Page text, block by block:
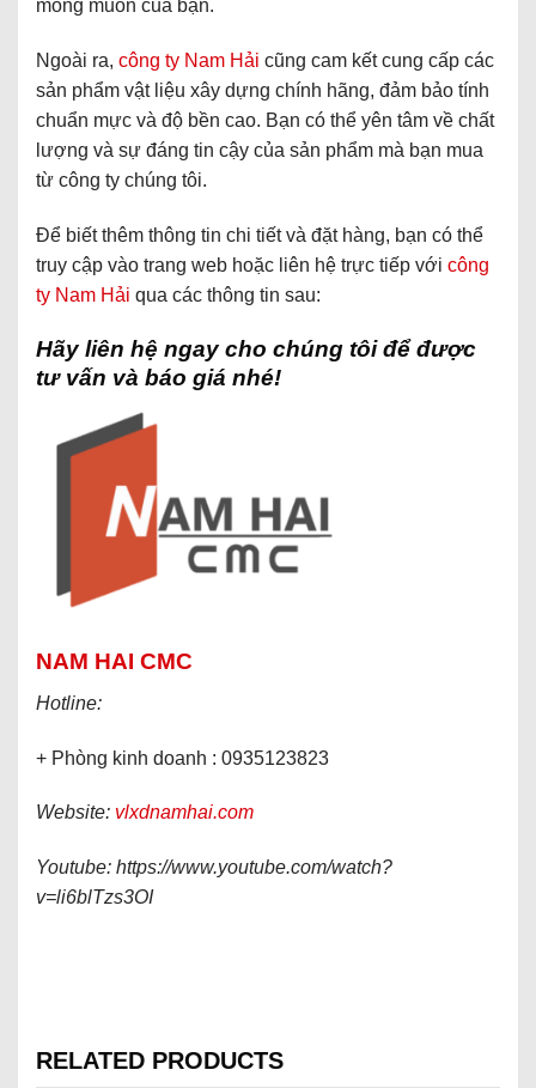
mong muốn của bạn.
Ngoài ra, công ty Nam Hải cũng cam kết cung cấp các
sản phẩm vật liệu xây dựng chính hãng, đảm bảo tính
chuẩn mực và độ bền cao. Bạn có thể yên tâm về chất
lượng và sự đáng tin cậy của sản phẩm mà bạn mua
từ công ty chúng tôi.
Để biết thêm thông tin chi tiết và đặt hàng, bạn có thể
truy cập vào trang web hoặc liên hệ trực tiếp với công
ty Nam Hải qua các thông tin sau:
Hãy liên hệ ngay cho chúng tôi để được
tư vấn và báo giá nhé!
NAM HAI CMC
Hotline:
+ Phòng kinh doanh : 0935123823
Website: vlxdnamhai.com
Youtube: https://www.youtube.com/watch?
v=li6blTzs3OI
RELATED PRODUCTS